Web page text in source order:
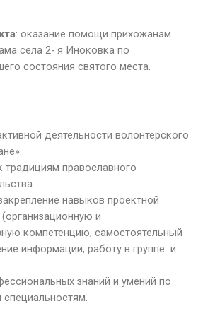
: оказание помощи прихожанам
села 2- я Иноковка по
состояния святого места.
деятельности волонтерского
православного
навыков проектной
и
компетенцию, самостоятельный
информации, работу в группе и
знаний и умений по